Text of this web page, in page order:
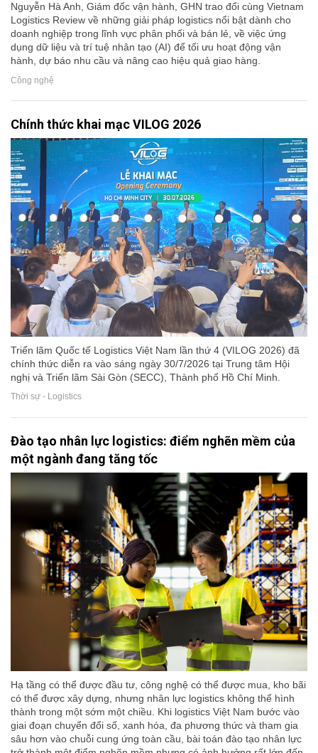
Nguyễn Hà Anh, Giám đốc vận hành, GHN trao đổi cùng Vietnam
Logistics Review về những giải pháp logistics nổi bật dành cho
doanh nghiệp trong lĩnh vực phân phối và bán lẻ, về việc ứng
dụng dữ liệu và trí tuệ nhân tạo (AI) để tối ưu hoạt động vận
hành, dự báo nhu cầu và nâng cao hiệu quả giao hàng.
Công nghệ
Chính thức khai mạc VILOG 2026
Triển lãm Quốc tế Logistics Việt Nam lần thứ 4 (VILOG 2026) đã
chính thức diễn ra vào sáng ngày 30/7/2026 tại Trung tâm Hội
nghị và Triển lãm Sài Gòn (SECC), Thành phố Hồ Chí Minh.
Thời sự - Logistics
Đào tạo nhân lực logistics: điểm nghẽn mềm của
một ngành đang tăng tốc
Hạ tầng có thể được đầu tư, công nghệ có thể được mua, kho bãi
có thể được xây dựng, nhưng nhân lực logistics không thể hình
thành trong một sớm một chiều. Khi logistics Việt Nam bước vào
giai đoạn chuyển đổi số, xanh hóa, đa phương thức và tham gia
sâu hơn vào chuỗi cung ứng toàn cầu, bài toán đào tạo nhân lực